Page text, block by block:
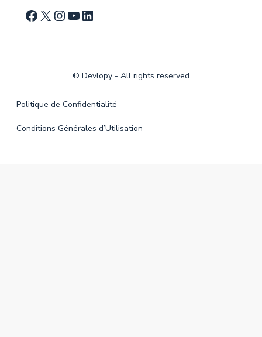
© Devlopy - All rights reserved
Politique de Confidentialité
Conditions Générales d’Utilisation